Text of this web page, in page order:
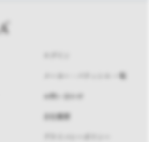
メーカー・パティシエ 一覧
お問い合わせ
会社概要